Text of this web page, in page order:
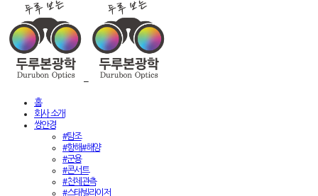
홈
회사 소개
쌍안경
#탐조
#항해#해양
#군용
#콘서트
#천체관측
#스태빌라이저